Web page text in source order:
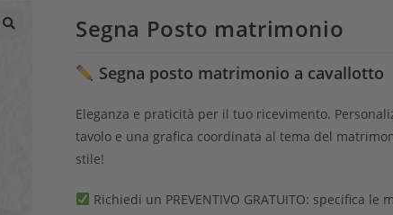
Segna Posto matrimonio
Segna posto matrimonio a cavallotto
Eleganza e praticità per il tuo ricevimento.
tavolo e una grafica coordinata al tema del
stile!
Richiedi un PREVENTIVO GRATUITO: specifica